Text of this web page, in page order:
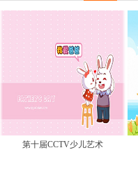
第十届CCTV少儿艺术